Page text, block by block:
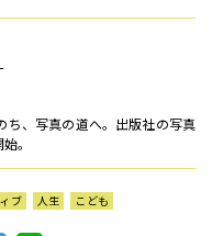
ち、写真の道へ。出版社の写真
。
ブ 人生 こども